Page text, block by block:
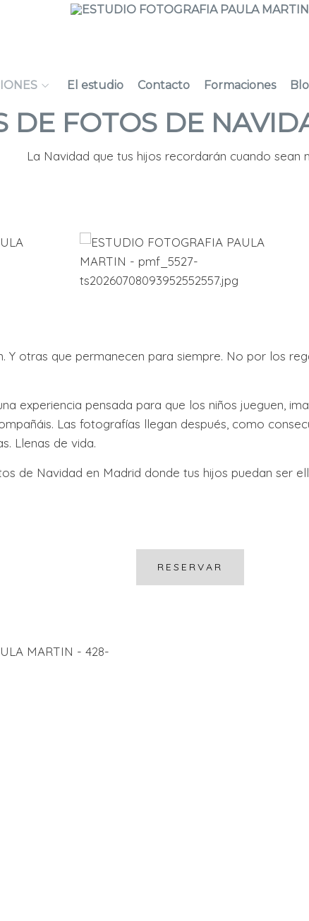
El estudio Contacto Formaciones
DE FOTOS DE
La Navidad que tus hijos recordarán cuando sean
Y otras que permanecen para siempre. No por los
experiencia pensada para que los niños jueguen,
Las fotografías llegan después, como
Llenas de vida.
de Navidad en Madrid donde tus hijos puedan ser
RESERVAR